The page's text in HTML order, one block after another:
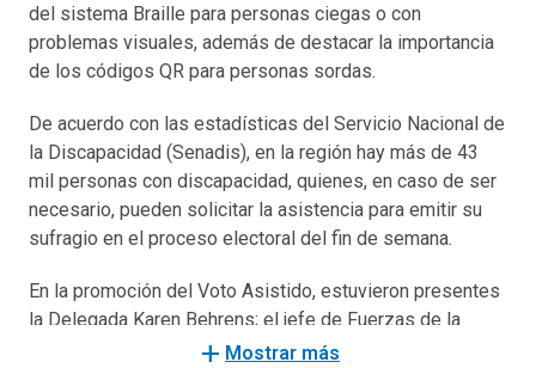
del sistema Braille para personas ciegas o con
problemas visuales, además de destacar la importancia
de los códigos QR para personas sordas.
De acuerdo con las estadísticas del Servicio Nacional de
la Discapacidad (Senadis), en la región hay más de 43
mil personas con discapacidad, quienes, en caso de ser
necesario, pueden solicitar la asistencia para emitir su
sufragio en el proceso electoral del fin de semana.
En la promoción del Voto Asistido, estuvieron presentes
la Delegada Karen Behrens; el jefe de Fuerzas de la
Región de Antofagasta, general de Brigada Aérea (A)
add Mostrar más